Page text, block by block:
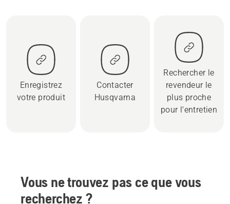
Enregistrez
votre produit
Contacter
Husqvarna
Rechercher le
revendeur le
plus proche
pour l'entretien
Vous ne trouvez pas ce que vous
recherchez ?